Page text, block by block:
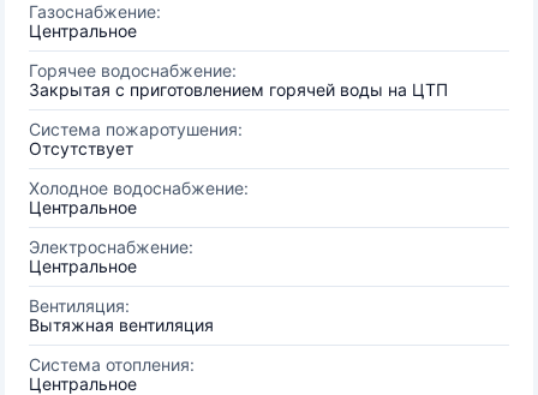
Газоснабжение:
Центральное
Горячее водоснабжение:
Закрытая с приготовлением горячей воды на ЦТП
Система пожаротушения:
Отсутствует
Холодное водоснабжение:
Центральное
Электроснабжение:
Центральное
Вентиляция:
Вытяжная вентиляция
Система отопления:
Центральное